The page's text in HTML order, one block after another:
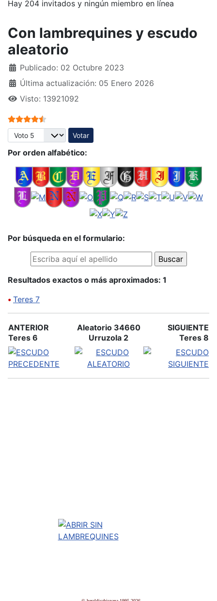
Hay 204 invitados y ningún miembro en línea
Con lambrequines y escudo
aleatorio
Publicado: 02 Octubre 2023
Última actualización: 05 Enero 2026
Visto: 13921092
Ratio:4.5/
Por favor, vote
Por orden alfabético:
Por búsqueda en el formulario:
Resultados exactos o más aproximados: 1
• Teres 7
ANTERIOR
Teres 6
Aleatorio 34660
Urruzola 2
SIGUIENTE
Teres 8